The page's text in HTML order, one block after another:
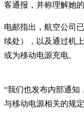
客通报，并称理解她的
电邮指出，航空公司
续处），以及通过机
或为移动电源充电。
“我们也发布内部通知
与移动电源相关的规